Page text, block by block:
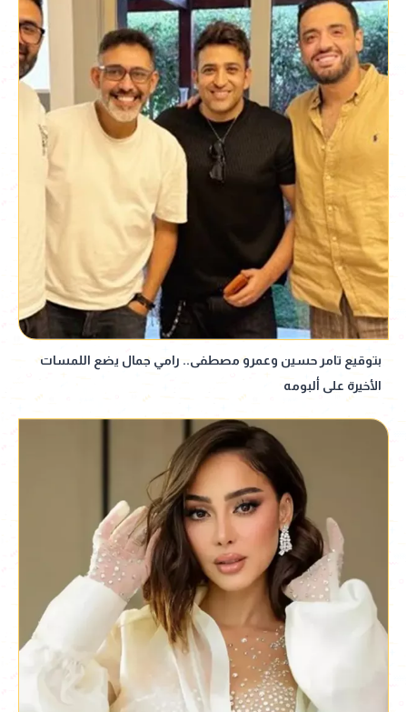
بتوقيع تامر حسين وعمرو مصطفى.. رامي جمال يضع اللمسات
الأخيرة على ألبومه